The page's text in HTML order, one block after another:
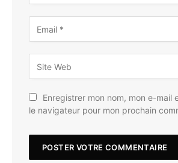
Enregistrer mon nom, mon e-mail
le navigateur pour mon prochain